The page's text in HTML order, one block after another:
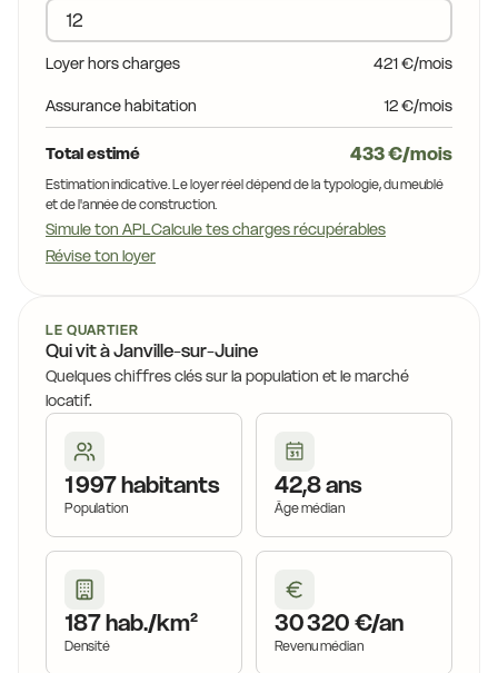
13,9 €
Loyer hors charges 421 €/mois
Assurance habitation 12 €/mois
Total estimé 433 €/mois
Estimation indicative. Le loyer réel dépend de la typologie, du meublé
et de l'année de construction.
Simule ton APLCalcule tes charges récupérables
Révise ton loyer
LE QUARTIER
Qui vit à Janville-sur-Juine
Quelques chiffres clés sur la population et le marché
locatif.
1 997 habitants
Population
42,8 ans
Âge médian
187 hab./km²
Densité
30 320 €/an
Revenu médian